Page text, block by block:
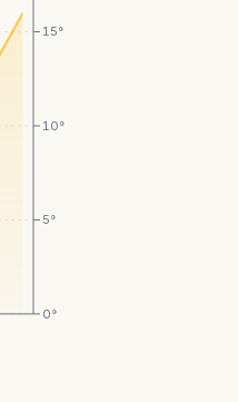
0°
5°
10°
15°